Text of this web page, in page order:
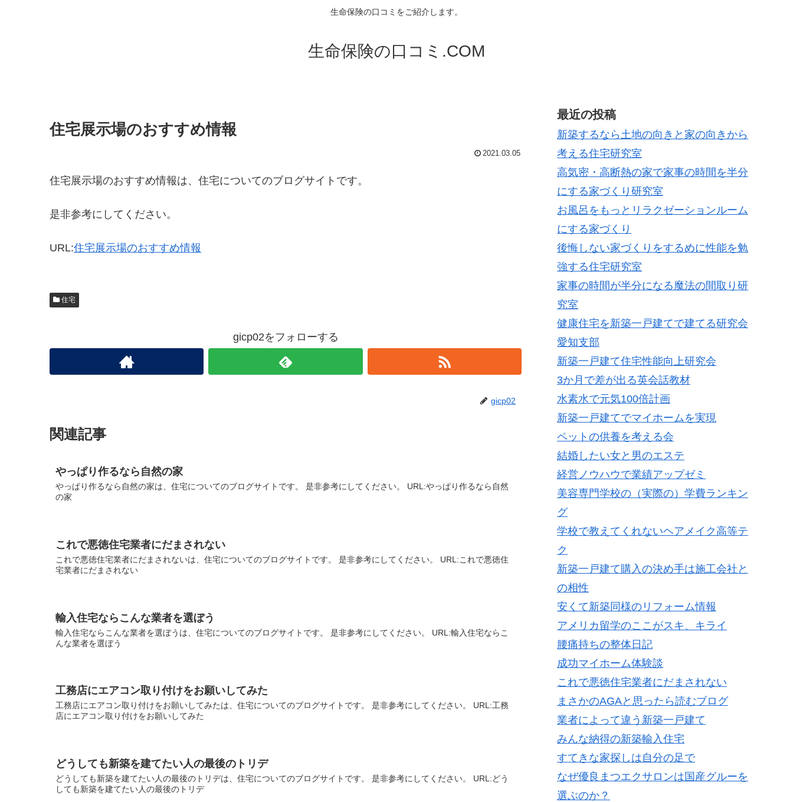
生命保険の口コミをご紹介します。
生命保険の口コミ.COM
住宅展示場のおすすめ情報
2021.03.05
住宅展示場のおすすめ情報は、住宅についてのブログサイトです。
是非参考にしてください。
URL:住宅展示場のおすすめ情報
住宅
gicp02をフォローする
gicp02
関連記事
やっぱり作るなら自然の家
やっぱり作るなら自然の家は、住宅についてのブログサイトです。 是非参考にしてください。 URL:やっぱり作るなら自然
の家
これで悪徳住宅業者にだまされない
これで悪徳住宅業者にだまされないは、住宅についてのブログサイトです。 是非参考にしてください。 URL:これで悪徳住
宅業者にだまされない
輸入住宅ならこんな業者を選ぼう
輸入住宅ならこんな業者を選ぼうは、住宅についてのブログサイトです。 是非参考にしてください。 URL:輸入住宅ならこ
んな業者を選ぼう
工務店にエアコン取り付けをお願いしてみた
工務店にエアコン取り付けをお願いしてみたは、住宅についてのブログサイトです。 是非参考にしてください。 URL:工務
店にエアコン取り付けをお願いしてみた
どうしても新築を建てたい人の最後のトリデ
どうしても新築を建てたい人の最後のトリデは、住宅についてのブログサイトです。 是非参考にしてください。 URL:どう
しても新築を建てたい人の最後のトリデ
最近の投稿
新築するなら土地の向きと家の向きから
考える住宅研究室
高気密・高断熱の家で家事の時間を半分
にする家づくり研究室
お風呂をもっとリラクゼーションルーム
にする家づくり
後悔しない家づくりをするめに性能を勉
強する住宅研究室
家事の時間が半分になる魔法の間取り研
究室
健康住宅を新築一戸建てで建てる研究会
愛知支部
新築一戸建て住宅性能向上研究会
3か月で差が出る英会話教材
水素水で元気100倍計画
新築一戸建てでマイホームを実現
ペットの供養を考える会
結婚したい女と男のエステ
経営ノウハウで業績アップゼミ
美容専門学校の（実際の）学費ランキン
グ
学校で教えてくれないヘアメイク高等テ
ク
新築一戸建て購入の決め手は施工会社と
の相性
安くて新築同様のリフォーム情報
アメリカ留学のここがスキ、キライ
腰痛持ちの整体日記
成功マイホーム体験談
これで悪徳住宅業者にだまされない
まさかのAGAと思ったら読むブログ
業者によって違う新築一戸建て
みんな納得の新築輸入住宅
すてきな家探しは自分の足で
なぜ優良まつエクサロンは国産グルーを
選ぶのか？